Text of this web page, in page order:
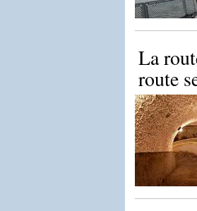
La
route